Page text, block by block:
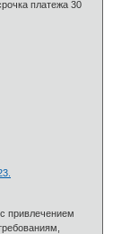
платежа 30
привлечением